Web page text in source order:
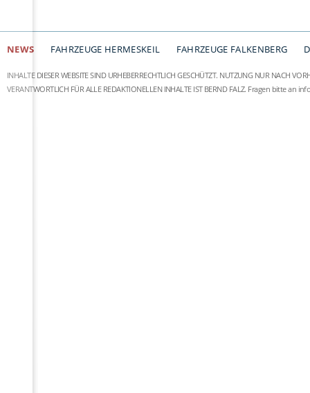
NEWS FAHRZEUGE HERMESKEIL FAHRZEUGE FALKENBERG
INHALTE DIESER WEBSITE SIND URHEBERRECHTLICH GESCHÜTZT. NUTZUNG NUR NACH
VERANTWORTLICH FÜR ALLE REDAKTIONELLEN INHALTE IST BERND FALZ. Fragen bitte an